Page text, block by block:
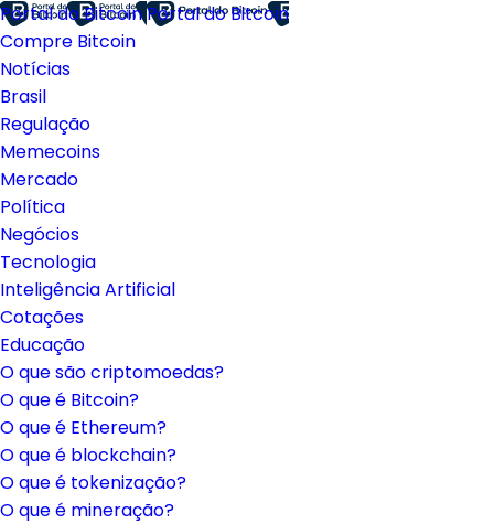
Portal do BitcoinPortal do Bitcoin
Compre Bitcoin
Notícias
Brasil
Regulação
Memecoins
Mercado
Política
Negócios
Tecnologia
Inteligência Artificial
Cotações
Educação
O que são criptomoedas?
O que é Bitcoin?
O que é Ethereum?
O que é blockchain?
O que é tokenização?
O que é mineração?